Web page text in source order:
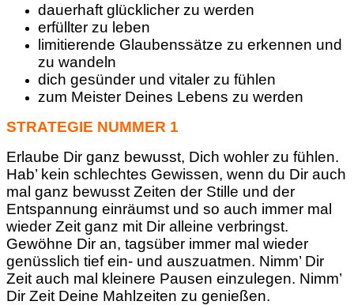
dauerhaft glücklicher zu werden
erfüllter zu leben
limitierende Glaubenssätze zu erkennen und
zu wandeln
dich gesünder und vitaler zu fühlen
zum Meister Deines Lebens zu werden
STRATEGIE NUMMER 1
Erlaube Dir ganz bewusst, Dich wohler zu fühlen.
Hab’ kein schlechtes Gewissen, wenn du Dir auch
mal ganz bewusst Zeiten der Stille und der
Entspannung einräumst und so auch immer mal
wieder Zeit ganz mit Dir alleine verbringst.
Gewöhne Dir an, tagsüber immer mal wieder
genüsslich tief ein- und auszuatmen. Nimm’ Dir
Zeit auch mal kleinere Pausen einzulegen. Nimm’
Dir Zeit Deine Mahlzeiten zu genießen.